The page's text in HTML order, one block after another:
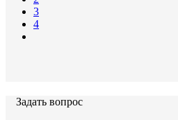
3
4
Задать вопрос